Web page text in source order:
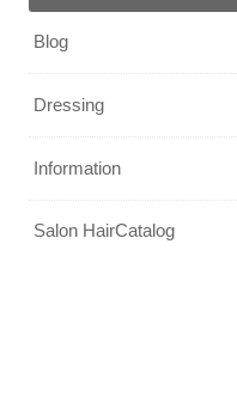
Blog
Dressing
Information
Salon HairCatalog